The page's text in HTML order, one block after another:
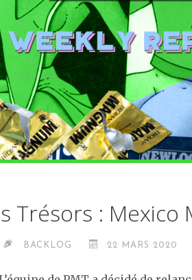
Trésors : Mexico
BACKLOG 22 MARS 2020